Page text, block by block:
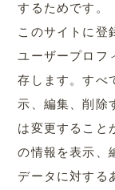
するためです。
このサイトに登
ユーザープロフ
存します。すべ
示、編集、削除
は変更すること
の情報を表示、
データに対する